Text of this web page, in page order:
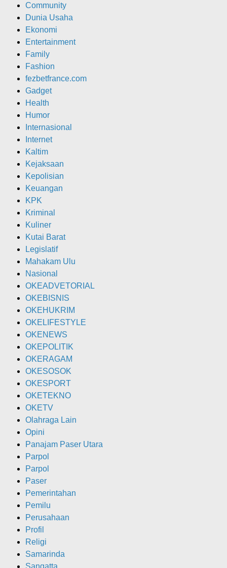
Community
Dunia Usaha
Ekonomi
Entertainment
Family
Fashion
fezbetfrance.com
Gadget
Health
Humor
Internasional
Internet
Kaltim
Kejaksaan
Kepolisian
Keuangan
KPK
Kriminal
Kuliner
Kutai Barat
Legislatif
Mahakam Ulu
Nasional
OKEADVETORIAL
OKEBISNIS
OKEHUKRIM
OKELIFESTYLE
OKENEWS
OKEPOLITIK
OKERAGAM
OKESOSOK
OKESPORT
OKETEKNO
OKETV
Olahraga Lain
Opini
Panajam Paser Utara
Parpol
Parpol
Paser
Pemerintahan
Pemilu
Perusahaan
Profil
Religi
Samarinda
Sangatta